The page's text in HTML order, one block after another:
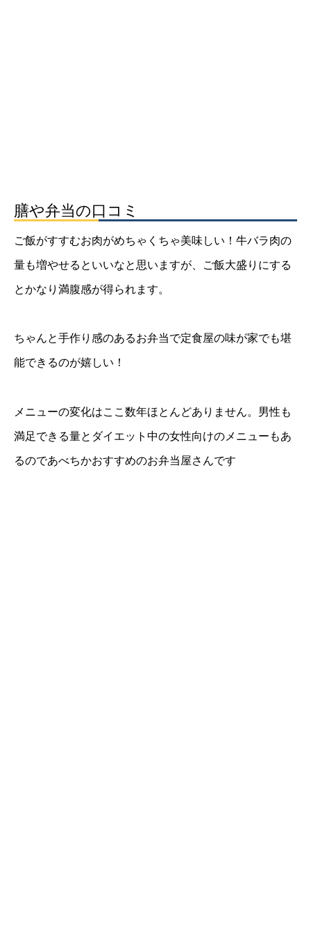
膳や弁当の口コミ
ご飯がすすむお肉がめちゃくちゃ美味しい！牛バラ肉の
量も増やせるといいなと思いますが、ご飯大盛りにする
とかなり満腹感が得られます。
ちゃんと手作り感のあるお弁当で定食屋の味が家でも堪
能できるのが嬉しい！
メニューの変化はここ数年ほとんどありません。男性も
満足できる量とダイエット中の女性向けのメニューもあ
るのであべちかおすすめのお弁当屋さんです